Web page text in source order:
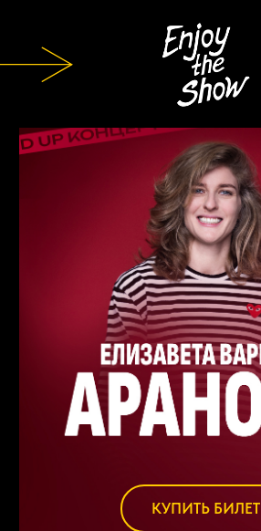
КУПИТЬ БИЛЕТ